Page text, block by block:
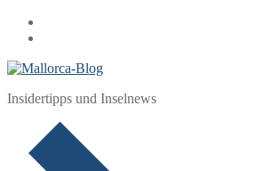
Zum
Inhalt
Menü
Schließen
Insidertipps und Inselnews